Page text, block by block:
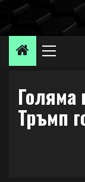
Skip
content
Primary
Голяма
Тръмп